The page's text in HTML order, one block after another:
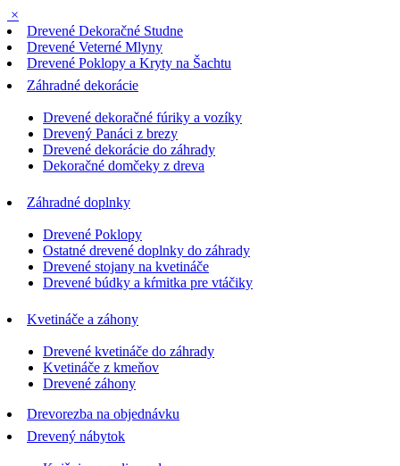
×
Drevené Dekoračné Studne
Drevené Veterné Mlyny
Drevené Poklopy a Kryty na Šachtu
Záhradné dekorácie
Drevené dekoračné fúriky a vozíky
Drevený Panáci z brezy
Drevené dekorácie do záhrady
Dekoračné domčeky z dreva
Záhradné doplnky
Drevené Poklopy
Ostatné drevené doplnky do záhrady
Drevené stojany na kvetináče
Drevené búdky a kŕmitka pre vtáčiky
Kvetináče a záhony
Drevené kvetináče do záhrady
Kvetináče z kmeňov
Drevené záhony
Drevorezba na objednávku
Drevený nábytok